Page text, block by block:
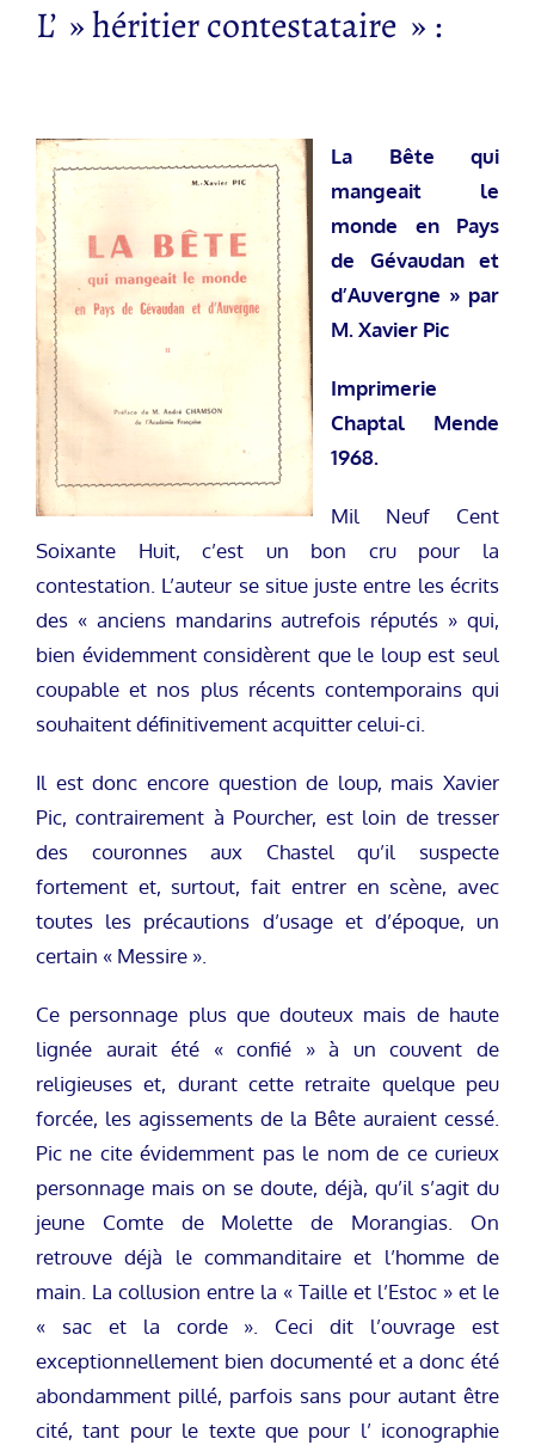
L’ » héritier contestataire » :
La Bête qui
mangeait le
monde en Pays
de Gévaudan et
d’Auvergne » par
M. Xavier Pic
Imprimerie
Chaptal Mende
1968.
Mil Neuf Cent
Soixante Huit, c’est un bon cru pour la
contestation. L’auteur se situe juste entre les écrits
des « anciens mandarins autrefois réputés » qui,
bien évidemment considèrent que le loup est seul
coupable et nos plus récents contemporains qui
souhaitent définitivement acquitter celui-ci.
Il est donc encore question de loup, mais Xavier
Pic, contrairement à Pourcher, est loin de tresser
des couronnes aux Chastel qu’il suspecte
fortement et, surtout, fait entrer en scène, avec
toutes les précautions d’usage et d’époque, un
certain « Messire ».
Ce personnage plus que douteux mais de haute
lignée aurait été « confié » à un couvent de
religieuses et, durant cette retraite quelque peu
forcée, les agissements de la Bête auraient cessé.
Pic ne cite évidemment pas le nom de ce curieux
personnage mais on se doute, déjà, qu’il s’agit du
jeune Comte de Molette de Morangias. On
retrouve déjà le commanditaire et l’homme de
main. La collusion entre la « Taille et l’Estoc » et le
« sac et la corde ». Ceci dit l’ouvrage est
exceptionnellement bien documenté et a donc été
abondamment pillé, parfois sans pour autant être
cité, tant pour le texte que pour l’ iconographie